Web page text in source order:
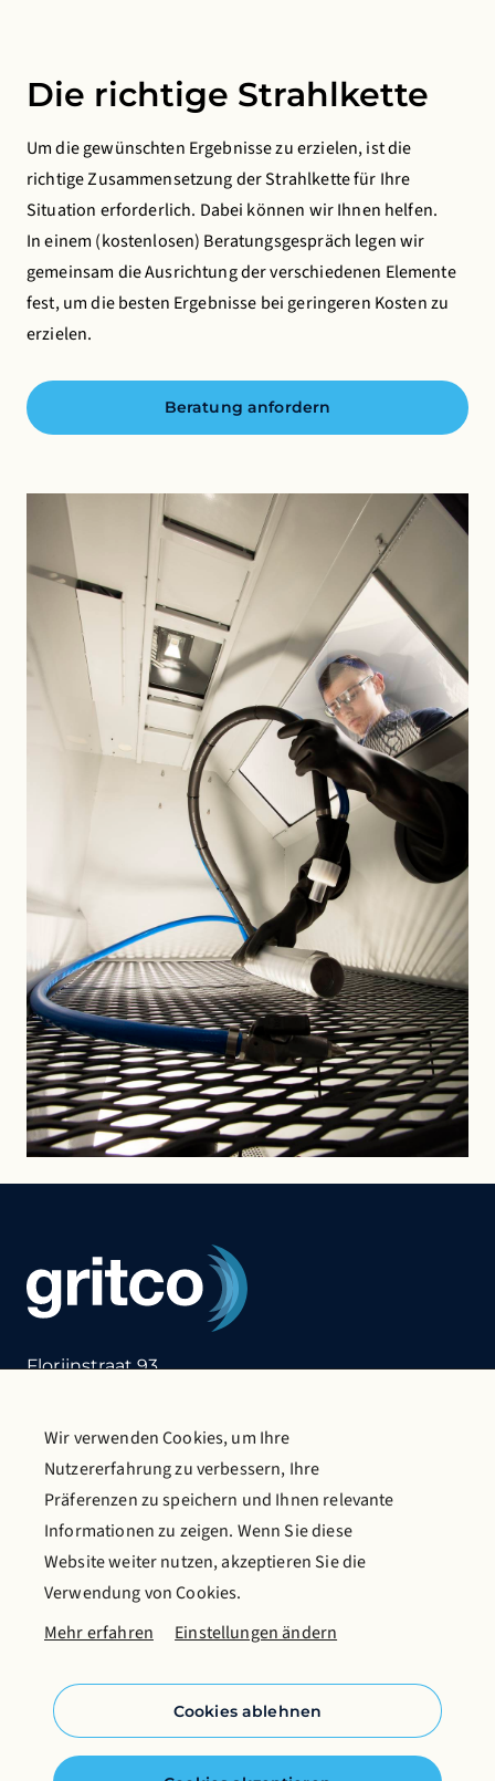
Die richtige Strahlkette
Um die gewünschten Ergebnisse zu erzielen, ist die
richtige Zusammensetzung der Strahlkette für Ihre
Situation erforderlich. Dabei können wir Ihnen helfen.
In einem (kostenlosen) Beratungsgespräch legen wir
gemeinsam die Ausrichtung der verschiedenen Elemente
fest, um die besten Ergebnisse bei geringeren Kosten zu
erzielen.
Beratung anfordern
Florijnstraat 93
T:+31 (0)180 412 855
Kontaktiere uns
Katalog anfordern
Cookie-Richtlinie
Wir verwenden Cookies, um Ihre
Nutzererfahrung zu verbessern, Ihre
Präferenzen zu speichern und Ihnen relevante
Informationen zu zeigen. Wenn Sie diese
Website weiter nutzen, akzeptieren Sie die
Verwendung von Cookies.
Mehr erfahren
Einstellungen ändern
Cookies ablehnen